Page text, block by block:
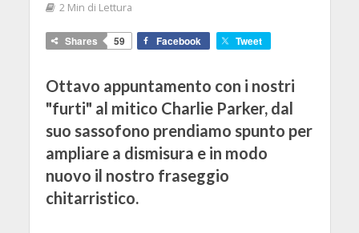
2 Min di Lettura
Shares 59 Facebook Tweet
Ottavo appuntamento con i nostri
"furti" al mitico Charlie Parker, dal
suo sassofono prendiamo spunto per
ampliare a dismisura e in modo
nuovo il nostro fraseggio
chitarristico.